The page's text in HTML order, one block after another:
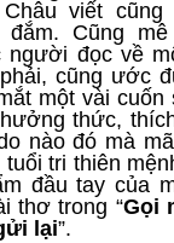
viết cũng
đắm. Cũng
người đọc về
cũng ước
một vài cuốn
thức,
nào đó mà
tri thiên
đầu tay của
thơ trong “Gọi
lại”.